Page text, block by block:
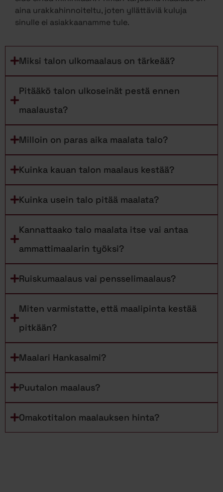
aina urakkahinnoiteltu, joten yllättäviä kuluja
sinulle ei asiakkaanamme tule.
Miksi talon ulkomaalaus on tärkeää?
Pitääkö talon ulkoseinät pestä ennen
maalausta?
Milloin on paras aika maalata talo?
Kuinka kauan talon maalaus kestää?
Kuinka usein talo pitää maalata?
Kannattaako talo maalata itse vai antaa
ammattimaalarin työksi?
Ruiskumaalaus vai pensselimaalaus?
Miten varmistatte, että maalipinta kestää
pitkään?
Maalari Hankasalmi?
Puutalon maalaus?
Omakotitalon maalauksen hinta?